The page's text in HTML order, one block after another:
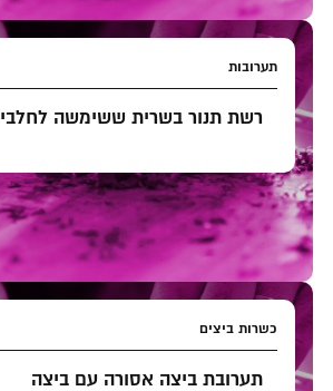
תערובות
רשת תנור בשרית ששימשה לחלבי
כשרות ביצים
תערובת ביצה אסורה עם ביצה